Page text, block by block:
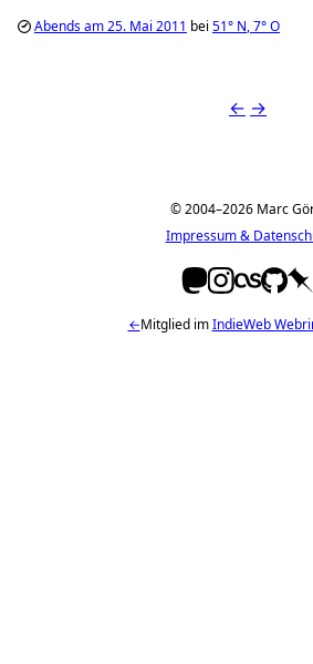
Abends am 25. Mai 2011 bei 51° N,7°O
← →
© 2004–2026 Marc
Impressum &
←Mitglied imIndieWeb